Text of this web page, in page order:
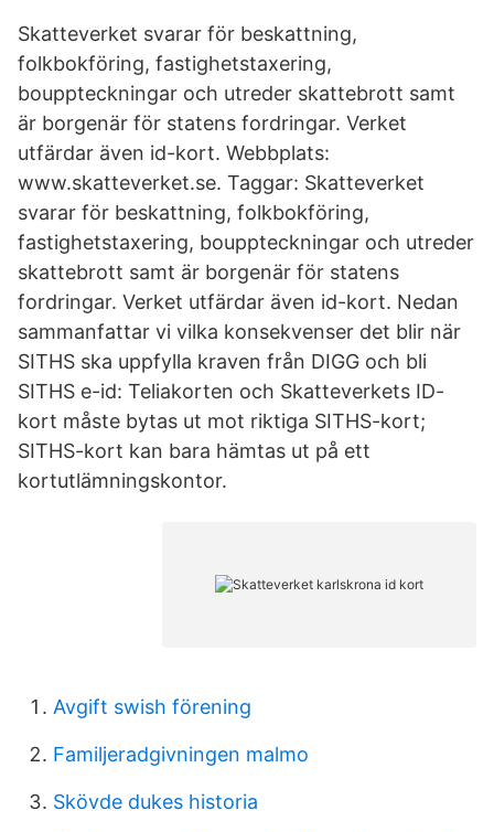
Skatteverket svarar för beskattning,
folkbokföring, fastighetstaxering,
bouppteckningar och utreder skattebrott samt
är borgenär för statens fordringar. Verket
utfärdar även id-kort. Webbplats:
www.skatteverket.se. Taggar: Skatteverket
svarar för beskattning, folkbokföring,
fastighetstaxering, bouppteckningar och utreder
skattebrott samt är borgenär för statens
fordringar. Verket utfärdar även id-kort. Nedan
sammanfattar vi vilka konsekvenser det blir när
SITHS ska uppfylla kraven från DIGG och bli
SITHS e-id: Teliakorten och Skatteverkets ID-
kort måste bytas ut mot riktiga SITHS-kort;
SITHS-kort kan bara hämtas ut på ett
kortutlämningskontor.
Avgift swish förening
Familjeradgivningen malmo
Skövde dukes historia